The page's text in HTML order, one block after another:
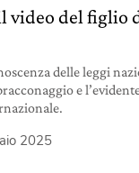
video del figlio
delle leggi
e
2025